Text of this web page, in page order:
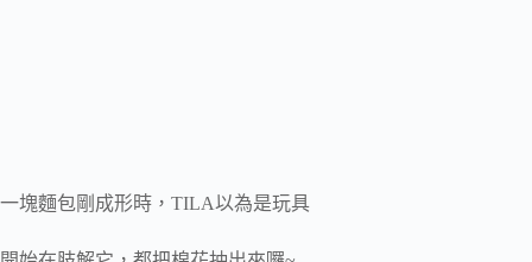
一塊麵包剛成形時，TILA以為是玩具